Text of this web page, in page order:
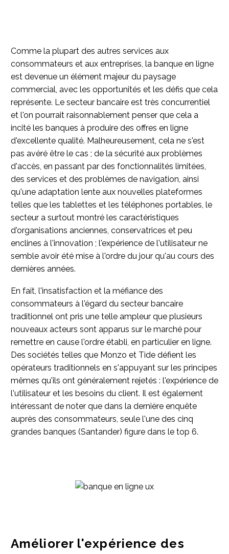
Comme la plupart des autres services aux
consommateurs et aux entreprises, la banque en ligne
est devenue un élément majeur du paysage
commercial, avec les opportunités et les défis que cela
représente. Le secteur bancaire est très concurrentiel
et l'on pourrait raisonnablement penser que cela a
incité les banques à produire des offres en ligne
d'excellente qualité. Malheureusement, cela ne s'est
pas avéré être le cas ; de la sécurité aux problèmes
d'accès, en passant par des fonctionnalités limitées,
des services et des problèmes de navigation, ainsi
qu'une adaptation lente aux nouvelles plateformes
telles que les tablettes et les téléphones portables, le
secteur a surtout montré les caractéristiques
d'organisations anciennes, conservatrices et peu
enclines à l'innovation ; l'expérience de l'utilisateur ne
semble avoir été mise à l'ordre du jour qu'au cours des
dernières années.
En fait, l'insatisfaction et la méfiance des
consommateurs à l'égard du secteur bancaire
traditionnel ont pris une telle ampleur que plusieurs
nouveaux acteurs sont apparus sur le marché pour
remettre en cause l'ordre établi, en particulier en ligne.
Des sociétés telles que Monzo et Tide défient les
opérateurs traditionnels en s'appuyant sur les principes
mêmes qu'ils ont généralement rejetés : l'expérience de
l'utilisateur et les besoins du client. Il est également
intéressant de noter que dans la dernière enquête
auprès des consommateurs, seule l'une des cinq
grandes banques (Santander) figure dans le top 6.
Améliorer l'expérience des